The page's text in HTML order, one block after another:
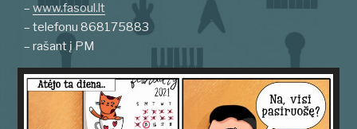
– www.fasoul.lt
– telefonu 868175883
– rašant į PM